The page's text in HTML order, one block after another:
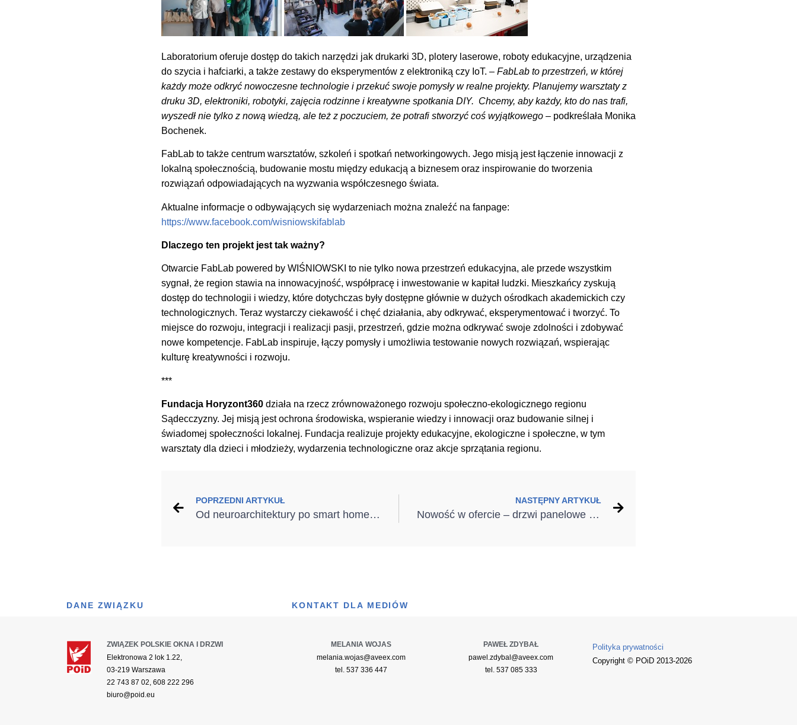
Laboratorium oferuje dostęp do takich narzędzi jak drukarki 3D, plotery laserowe, roboty edukacyjne, urządzenia
do szycia i hafciarki, a także zestawy do eksperymentów z elektroniką czy IoT. – FabLab to przestrzeń, w której
każdy może odkryć nowoczesne technologie i przekuć swoje pomysły w realne projekty. Planujemy warsztaty z
druku 3D, elektroniki, robotyki, zajęcia rodzinne i kreatywne spotkania DIY. Chcemy, aby każdy, kto do nas trafi,
wyszedł nie tylko z nową wiedzą, ale też z poczuciem, że potrafi stworzyć coś wyjątkowego – podkreślała Monika
Bochenek.
FabLab to także centrum warsztatów, szkoleń i spotkań networkingowych. Jego misją jest łączenie innowacji z
lokalną społecznością, budowanie mostu między edukacją a biznesem oraz inspirowanie do tworzenia
rozwiązań odpowiadających na wyzwania współczesnego świata.
Aktualne informacje o odbywających się wydarzeniach można znaleźć na fanpage:
https://www.facebook.com/wisniowskifablab
Dlaczego ten projekt jest tak ważny?
Otwarcie FabLab powered by WIŚNIOWSKI to nie tylko nowa przestrzeń edukacyjna, ale przede wszystkim
sygnał, że region stawia na innowacyjność, współpracę i inwestowanie w kapitał ludzki. Mieszkańcy zyskują
dostęp do technologii i wiedzy, które dotychczas były dostępne głównie w dużych ośrodkach akademickich czy
technologicznych. Teraz wystarczy ciekawość i chęć działania, aby odkrywać, eksperymentować i tworzyć. To
miejsce do rozwoju, integracji i realizacji pasji, przestrzeń, gdzie można odkrywać swoje zdolności i zdobywać
nowe kompetencje. FabLab inspiruje, łączy pomysły i umożliwia testowanie nowych rozwiązań, wspierając
kulturę kreatywności i rozwoju.
***
Fundacja Horyzont360 działa na rzecz zrównoważonego rozwoju społeczno-ekologicznego regionu
Sądecczyzny. Jej misją jest ochrona środowiska, wspieranie wiedzy i innowacji oraz budowanie silnej i
świadomej społeczności lokalnej. Fundacja realizuje projekty edukacyjne, ekologiczne i społeczne, w tym
warsztaty dla dzieci i młodzieży, wydarzenia technologiczne oraz akcje sprzątania regionu.
POPRZEDNI ARTYKUŁ
Od neuroarchitektury po smart home – jak stworzyć wspierające wnętrze
NASTĘPNY ARTYKUŁ
Nowość w ofercie – drzwi panelowe od Stalprodukt-Zamość
DANE ZWIĄZKU KONTAKT DLA MEDIÓW
ZWIĄZEK POLSKIE OKNA I DRZWI
Elektronowa 2 lok 1.22,
03-219 Warszawa
22 743 87 02, 608 222 296
biuro@poid.eu
MELANIA WOJAS
melania.wojas@aveex.com
tel. 537 336 447
PAWEŁ ZDYBAŁ
pawel.zdybal@aveex.com
tel. 537 085 333
Polityka prywatności
Copyright © POiD 2013-2026